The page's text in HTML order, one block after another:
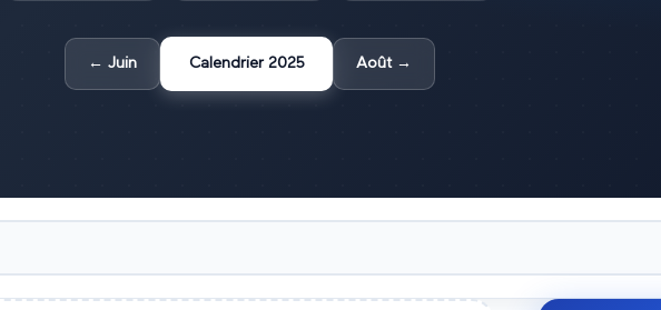
← Juin Calendrier 2025 Août→